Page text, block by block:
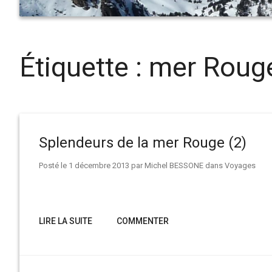
Étiquette : mer
Splendeurs de la mer Rouge (2)
Posté le 1 décembre 2013 par Michel BESSONE dans Voyages
LIRE LA SUITE COMMENTER